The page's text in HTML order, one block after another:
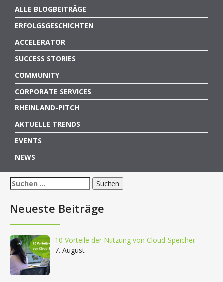
ALLE BLOGBEITRÄGE
ERFOLGSGESCHICHTEN
ACCELERATOR
SUCCESS STORIES
COMMUNITY
CORPORATE SERVICES
RHEINLAND-PITCH
AKTUELLE TRENDS
EVENTS
NEWS
Suchen
nach:
Neueste Beiträge
10 Vorteile der Nutzung von Cloud-Speicher
7. August